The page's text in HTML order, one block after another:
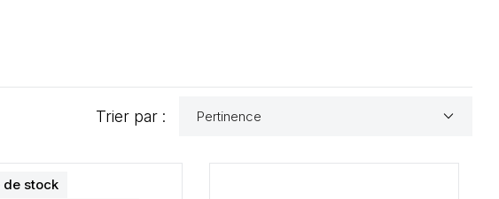
Trier par : Pertinence keyboard_arrow_down
de stock